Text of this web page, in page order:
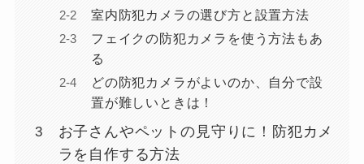
室内防犯カメラの選び方と設置方法
フェイクの防犯カメラを使う方法もあ
る
どの防犯カメラがよいのか、自分で設
置が難しいときは！
お子さんやペットの見守りに！防犯カメ
ラを自作する方法